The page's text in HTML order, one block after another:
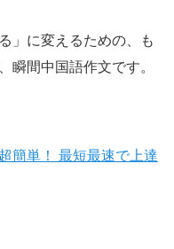
」に変えるための、も
瞬間中国語作文です。
簡単！ 最短最速で上達